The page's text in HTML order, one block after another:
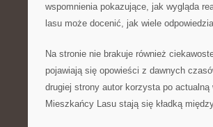
wspomnienia pokazujące, jak wygląda
lasu może docenić, jak wiele
Na stronie nie brakuje również
pojawiają się opowieści z dawnych
drugiej strony autor korzysta po
Mieszkańcy Lasu stają się kładką